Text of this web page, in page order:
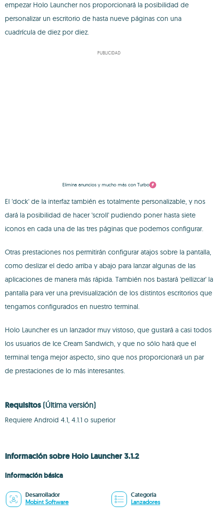
empezar Holo Launcher nos proporcionará la posibilidad de
personalizar un escritorio de hasta nueve páginas con una
cuadrícula de diez por diez.
PUBLICIDAD
Elimina anuncios y mucho más con Turbo
El 'dock' de la interfaz también es totalmente personalizable, y nos
dará la posibilidad de hacer 'scroll' pudiendo poner hasta siete
iconos en cada una de las tres páginas que podemos configurar.
Otras prestaciones nos permitirán configurar atajos sobre la pantalla,
como deslizar el dedo arriba y abajo para lanzar algunas de las
aplicaciones de manera más rápida. También nos bastará 'pellizcar' la
pantalla para ver una previsualización de los distintos escritorios que
tengamos configurados en nuestro terminal.
Holo Launcher es un lanzador muy vistoso, que gustará a casi todos
los usuarios de Ice Cream Sandwich, y que no sólo hará que el
terminal tenga mejor aspecto, sino que nos proporcionará un par
de prestaciones de lo más interesantes.
Requisitos (Última versión)
Requiere Android 4.1, 4.1.1 o superior
Información sobre Holo Launcher 3.1.2
Información básica
Desarrollador
Mobint Software
Categoría
Lanzadores